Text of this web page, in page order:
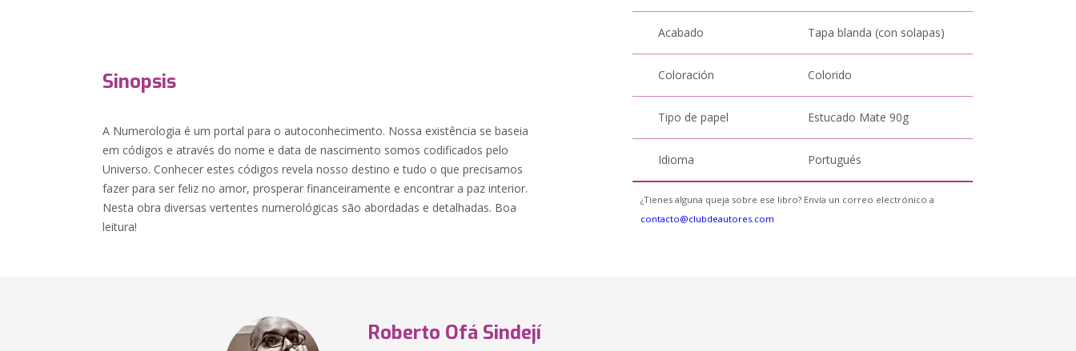
Sinopsis
A Numerologia é um portal para o autoconhecimento. Nossa existência se baseia
em códigos e através do nome e data de nascimento somos codificados pelo
Universo. Conhecer estes códigos revela nosso destino e tudo o que precisamos
fazer para ser feliz no amor, prosperar financeiramente e encontrar a paz interior.
Nesta obra diversas vertentes numerológicas são abordadas e detalhadas. Boa
leitura!
Acabado Tapa blanda (con solapas)
Coloración Colorido
Tipo de papel Estucado Mate 90g
Idioma Portugués
¿Tienes alguna queja sobre ese libro? Envía un correo electrónico a
contacto@clubdeautores.com
Roberto Ofá Sindejí